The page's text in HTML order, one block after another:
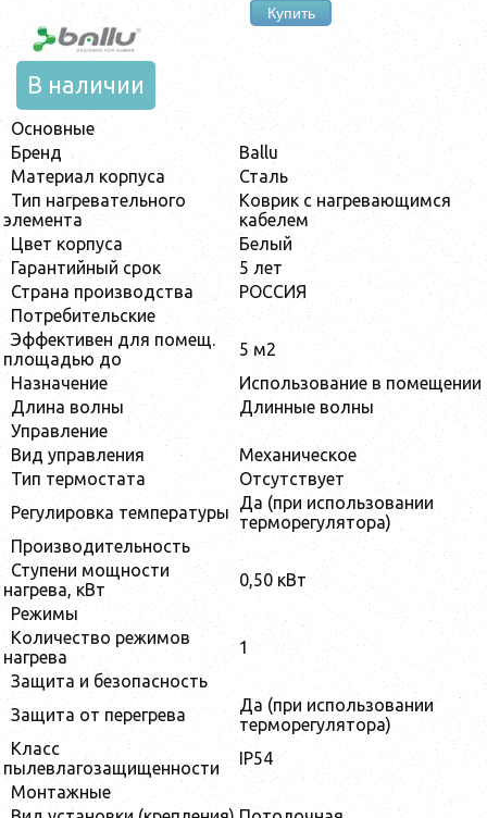
Купить
В наличии
Основные
Бренд
Ballu
Материал корпуса
Сталь
Тип нагревательного
элемента
Коврик с нагревающимся
кабелем
Цвет корпуса
Белый
Гарантийный срок
5 лет
Страна производства
РОССИЯ
Потребительские
Эффективен для помещ.
площадью до
5 м2
Назначение
Использование в помещении
Длина волны
Длинные волны
Управление
Вид управления
Механическое
Тип термостата
Отсутствует
Регулировка температуры
Да (при использовании
терморегулятора)
Производительность
Ступени мощности
нагрева, кВт
0,50 кВт
Режимы
Количество режимов
нагрева
1
Защита и безопасность
Защита от перегрева
Да (при использовании
терморегулятора)
Класс
пылевлагозащищенности
IP54
Монтажные